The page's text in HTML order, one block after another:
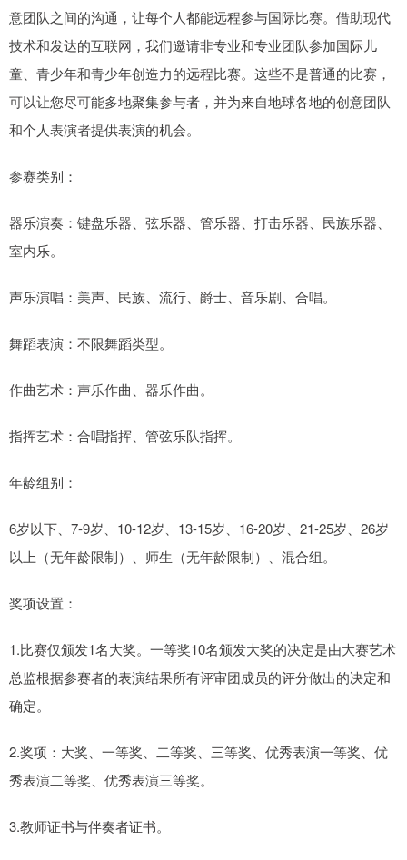
意团队之间的沟通，让每个人都能远程参与国际比赛。借助现代
技术和发达的互联网，我们邀请非专业和专业团队参加国际儿
童、青少年和青少年创造力的远程比赛。这些不是普通的比赛，
可以让您尽可能多地聚集参与者，并为来自地球各地的创意团队
和个人表演者提供表演的机会。
参赛类别：
器乐演奏：键盘乐器、弦乐器、管乐器、打击乐器、民族乐器、
室内乐。
声乐演唱：美声、民族、流行、爵士、音乐剧、合唱。
舞蹈表演：不限舞蹈类型。
作曲艺术：声乐作曲、器乐作曲。
指挥艺术：合唱指挥、管弦乐队指挥。
年龄组别：
6岁以下、7-9岁、10-12岁、13-15岁、16-20岁、21-25岁、26岁
以上（无年龄限制）、师生（无年龄限制）、混合组。
奖项设置：
1.比赛仅颁发1名大奖。一等奖10名颁发大奖的决定是由大赛艺术
总监根据参赛者的表演结果所有评审团成员的评分做出的决定和
确定。
2.奖项：大奖、一等奖、二等奖、三等奖、优秀表演一等奖、优
秀表演二等奖、优秀表演三等奖。
3.教师证书与伴奏者证书。